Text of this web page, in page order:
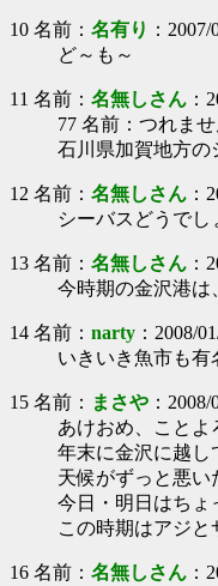
10 名前： 名有り ：
ど～も～
11 名前： 名無しさん ：
77 名前：つれませ
石川県加賀地方の
12 名前： 名無しさん ：
シーバスどうでし
13 名前： 名無しさん ：
今時期の金沢港は
14 名前： narty ：2008/
いきいき魚市も有
15 名前： まさや ：
あけおめ、ことよ
年末に金沢に越し
天候がずっと悪
今日・明日はちょ
この時期はアジと
16 名前： 名無しさん ：